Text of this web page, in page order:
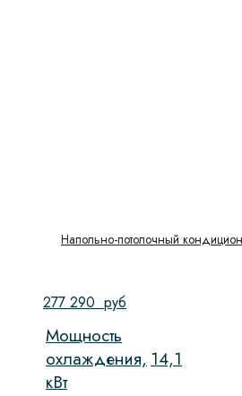
Напольно-потолочный
277 290 руб
Мощность
охлаждения,
кВт
14,1